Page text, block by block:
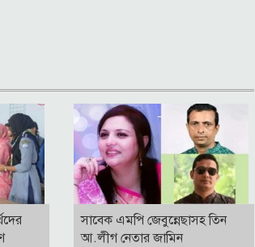
সাবেক এমপি জেবুন্নেছাসহ তিন
আ.লীগ নেতার জামিন